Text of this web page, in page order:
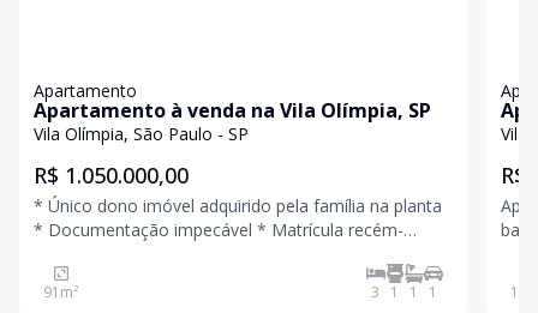
Apartamento
Apartamento à venda na Vila Olímpia, SP
Vila Olímpia, São Paulo - SP
R$ 1.050.000,00
* Único dono imóvel adquirido pela família na planta
* Documentação impecável * Matrícula recém-
desembaraçado * Pintura nova * Planta clássica e
muito versátil * Áreas comuns do prédio
91 m² 3 1 1 1
Vila
R$
105